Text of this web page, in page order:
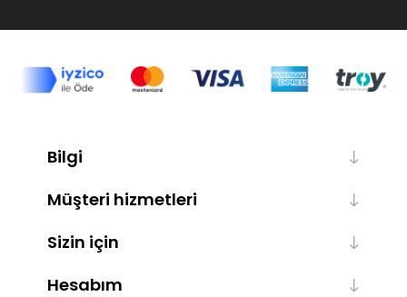
Bilgi
Müşteri hizmetleri
Sizin için
Hesabım